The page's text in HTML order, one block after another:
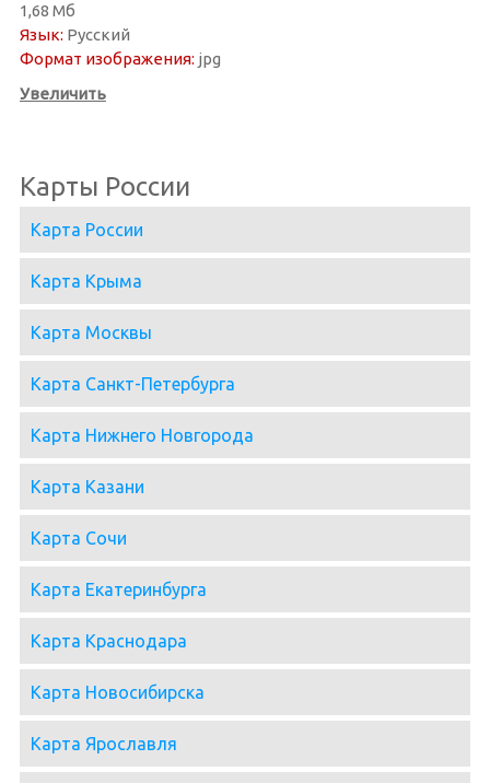
1,68 Мб
Язык: Русский
Формат изображения: jpg
Увеличить
Карты России
Карта России
Карта Крыма
Карта Москвы
Карта Санкт-Петербурга
Карта Нижнего Новгорода
Карта Казани
Карта Сочи
Карта Екатеринбурга
Карта Краснодара
Карта Новосибирска
Карта Ярославля